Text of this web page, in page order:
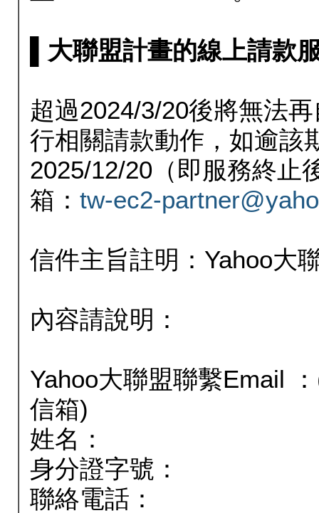
▌大聯盟計畫的線上請款
超過2024/3/20後將無法
行相關請款動作，如逾該
2025/12/20（即服務終止
箱： tw-ec2-
信件主旨註明：Yahoo大
內容請說明：
Yahoo大聯盟聯繫Email
信箱)
姓名：
身分證字號：
聯絡電話：